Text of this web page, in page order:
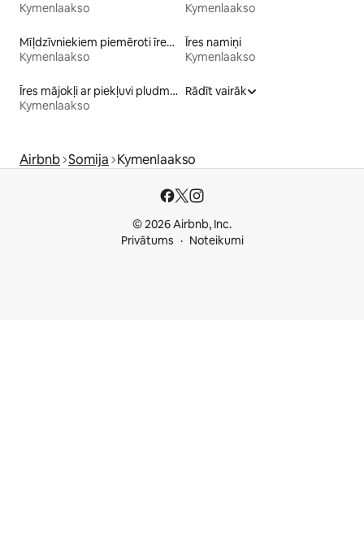
Kymenlaakso
Kymenlaakso
Mīļdzīvniekiem piemēroti īres mājokļi
Kymenlaakso
Īres namiņi
Kymenlaakso
Īres mājokļi ar piekļuvi pludmalei
Kymenlaakso
Rādīt vairāk
Airbnb Somija Kymenlaakso
© 2026 Airbnb, Inc.
Privātums
Noteikumi